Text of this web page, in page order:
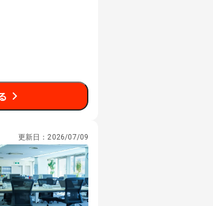
更新日： 2026/07/09